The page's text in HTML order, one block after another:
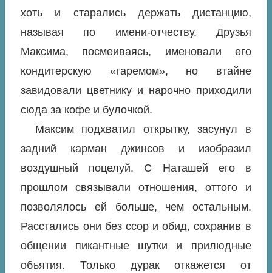
хоть и старались держать дистанцию,
называя по имени-отчеству. Друзья
Максима, посмеиваясь, именовали его
кондитерскую «гаремом», но втайне
завидовали цветнику и нарочно приходили
сюда за кофе и булочкой.
Максим подхватил открытку, засунул в
задний карман джинсов и изобразил
воздушный поцелуй. С Наташей его в
прошлом связывали отношения, оттого и
позволялось ей больше, чем остальным.
Расстались они без ссор и обид, сохранив в
общении пикантные шутки и прилюдные
объятия. Только дурак откажется от